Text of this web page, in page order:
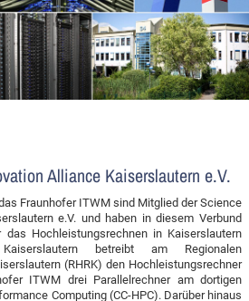
Alliance Kaiserslautern e.V.
Fraunhofer ITWM sind Mitglied der Science
e.V. und haben in diesem Verbund
Hochleistungsrechnen in Kaiserslautern
betreibt am Regionalen
(RHRK) den Hochleistungsrechner
ITWM drei Parallelrechner am dortigen
Computing (CC-HPC). Darüber hinaus